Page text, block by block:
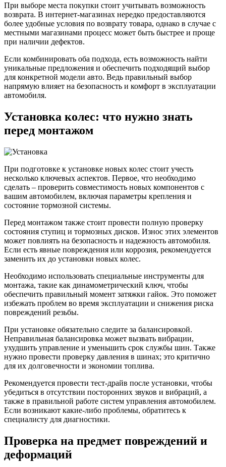
При выборе места покупки стоит учитывать возможность
возврата. В интернет-магазинах нередко предоставляются
более удобные условия по возврату товара, однако в случае с
местными магазинами процесс может быть быстрее и проще
при наличии дефектов.
Если комбинировать оба подхода, есть возможность найти
уникальные предложения и обеспечить подходящий выбор
для конкретной модели авто. Ведь правильный выбор
напрямую влияет на безопасность и комфорт в эксплуатации
автомобиля.
Установка колес: что нужно знать
перед монтажом
При подготовке к установке новых колес стоит учесть
несколько ключевых аспектов. Первое, что необходимо
сделать – проверить совместимость новых компонентов с
вашим автомобилем, включая параметры крепления и
состояние тормозной системы.
Перед монтажом также стоит провести полную проверку
состояния ступиц и тормозных дисков. Износ этих элементов
может повлиять на безопасность и надежность автомобиля.
Если есть явные повреждения или коррозия, рекомендуется
заменить их до установки новых колес.
Необходимо использовать специальные инструменты для
монтажа, такие как динамометрический ключ, чтобы
обеспечить правильный момент затяжки гайок. Это поможет
избежать проблем во время эксплуатации и снижения риска
повреждений резьбы.
При установке обязательно следите за балансировкой.
Неправильная балансировка может вызвать вибрации,
ухудшить управление и уменьшить срок службы шин. Также
нужно провести проверку давления в шинах; это критично
для их долговечности и экономии топлива.
Рекомендуется провести тест-драйв после установки, чтобы
убедиться в отсутствии посторонних звуков и вибраций, а
также в правильной работе систем управления автомобилем.
Если возникают какие-либо проблемы, обратитесь к
специалисту для диагностики.
Проверка на предмет повреждений и
деформаций